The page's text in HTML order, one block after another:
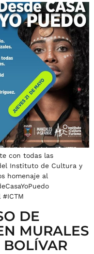
con todas las
Instituto de Cultura y
homenaje al
DE
MURALES